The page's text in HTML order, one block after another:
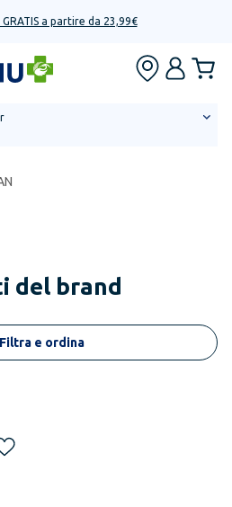
GRATIS a partire da 23,99€
del brand
Filtra e ordina